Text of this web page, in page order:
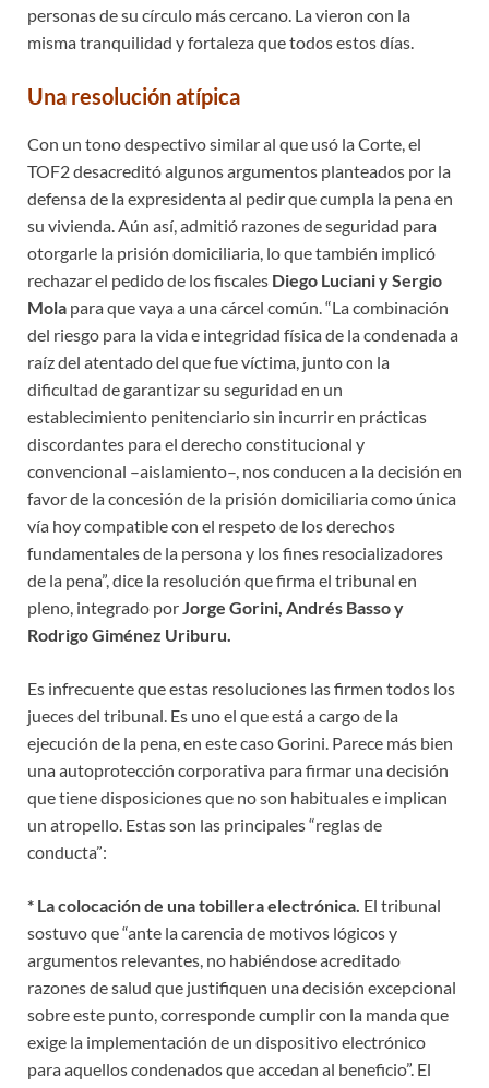
personas de su círculo más cercano. La vieron con la
misma tranquilidad y fortaleza que todos estos días.
Una resolución atípica
Con un tono despectivo similar al que usó la Corte, el
TOF2 desacreditó algunos argumentos planteados por la
defensa de la expresidenta al pedir que cumpla la pena en
su vivienda. Aún así, admitió razones de seguridad para
otorgarle la prisión domiciliaria, lo que también implicó
rechazar el pedido de los fiscales Diego Luciani y Sergio
Mola para que vaya a una cárcel común. “La combinación
del riesgo para la vida e integridad física de la condenada a
raíz del atentado del que fue víctima, junto con la
dificultad de garantizar su seguridad en un
establecimiento penitenciario sin incurrir en prácticas
discordantes para el derecho constitucional y
convencional –aislamiento–, nos conducen a la decisión en
favor de la concesión de la prisión domiciliaria como única
vía hoy compatible con el respeto de los derechos
fundamentales de la persona y los fines resocializadores
de la pena”, dice la resolución que firma el tribunal en
pleno, integrado porJorge Gorini, Andrés Basso y
Rodrigo Giménez Uriburu.
Es infrecuente que estas resoluciones las firmen todos los
jueces del tribunal. Es uno el que está a cargo de la
ejecución de la pena, en este caso Gorini. Parece más bien
una autoprotección corporativa para firmar una decisión
que tiene disposiciones que no son habituales e implican
un atropello. Estas son las principales “reglas de
conducta”:
* La colocación de una tobillera electrónica. El tribunal
sostuvo que “ante la carencia de motivos lógicos y
argumentos relevantes, no habiéndose acreditado
razones de salud que justifiquen una decisión excepcional
sobre este punto, corresponde cumplir con la manda que
exige la implementación de un dispositivo electrónico
para aquellos condenados que accedan al beneficio”. El